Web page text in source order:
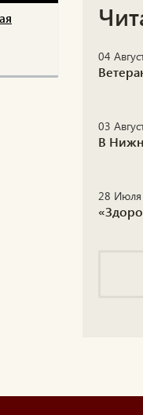
04
03
В
28 Июля